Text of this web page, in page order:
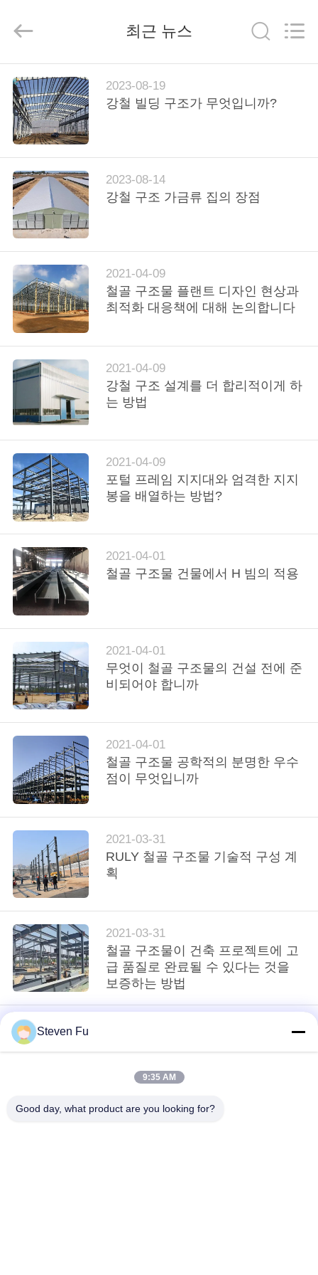
집
제
품
동
영
상
VR
쇼
우
리
에
대
하
여
공
장
여
행
품
질
관
리
락
주
세
요
뉴
스
점
2026
Steel
Co.,Ltd.
Rights
Reserved.
최근 뉴스
2023-08-19
강철 빌딩 구조가 무엇입니까?
2023-08-14
강철 구조 가금류 집의 장점
2021-04-09
철골 구조물 플랜트 디자인 현상과
최적화 대응책에 대해 논의합니다
2021-04-09
강철 구조 설계를 더 합리적이게 하
는 방법
2021-04-09
포털 프레임 지지대와 엄격한 지지
봉을 배열하는 방법?
2021-04-01
철골 구조물 건물에서 H 빔의 적용
2021-04-01
무엇이 철골 구조물의 건설 전에 준
비되어야 합니까
2021-04-01
철골 구조물 공학적의 분명한 우수
점이 무엇입니까
2021-03-31
RULY 철골 구조물 기술적 구성 계
획
2021-03-31
철골 구조물이 건축 프로젝트에 고
급 품질로 완료될 수 있다는 것을
보증하는 방법
Steven Fu
9:35 AM
Good day, what product are you looking for?